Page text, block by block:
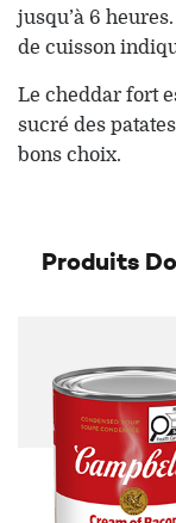
jusqu’à 6
de cuisson
Le cheddar fort
sucré des
bons choix.
Produits